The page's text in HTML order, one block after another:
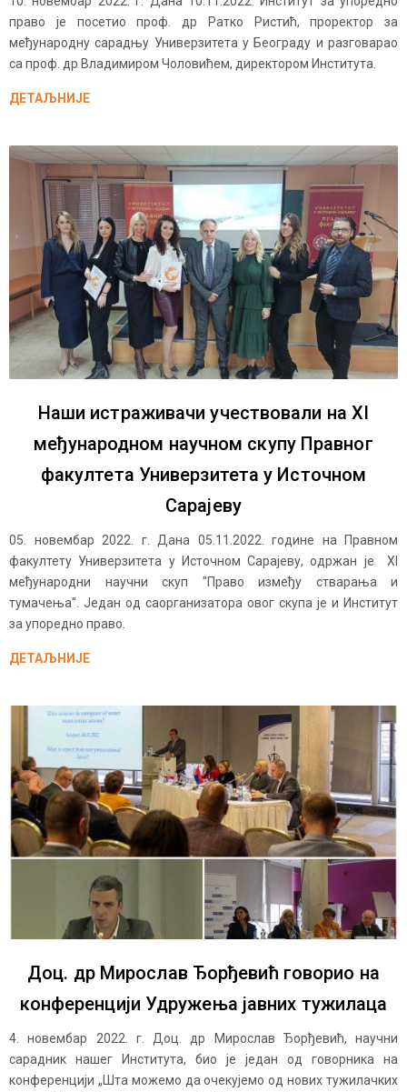
право је посетио проф. др Ратко Ристић, проректор за
међународну сарадњу Универзитета у Београду и разговарао
са проф. др Владимиром Чоловићем, директором Института.
ДЕТАЉНИЈЕ
Наши истраживачи учествовали на XI
међународном научном скупу Правног
факултета Универзитета у Источном
Сарајеву
05. новембар 2022. г. Дана 05.11.2022. године на Правном
факултету Универзитета у Источном Сарајеву, одржан је XI
међународни научни скуп "Право између стварања и
тумачења". Један од саорганизатора овог скупа је и Институт
за упоредно право.
ДЕТАЉНИЈЕ
Доц. др Мирослав Ђорђевић говорио на
конференцији Удружења јавних тужилаца
4. новембар 2022. г. Доц. др Мирослав Ђорђевић, научни
сарадник нашег Института, био је један од говорника на
конференцији „Шта можемо да очекујемо од нових тужилачких